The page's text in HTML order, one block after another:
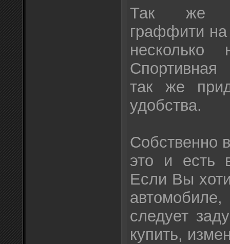
Так же
граффити на
так же
удобства.
Собственно
это и есть
Если Вы
следует
купить,